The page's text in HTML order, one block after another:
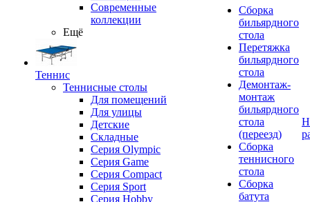
Современные
коллекции
Ещё
Теннис
Теннисные столы
Для помещений
Для улицы
Детские
Складные
Серия Olympic
Серия Game
Серия Compact
Серия Sport
Серия Hobby
Сборка
бильярдного
стола
Перетяжка
бильярдного
стола
Демонтаж-
монтаж
бильярдного
стола
(переезд)
Сборка
теннисного
стола
Сборка
батута